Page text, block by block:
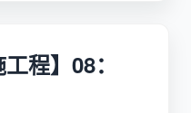
程】08：